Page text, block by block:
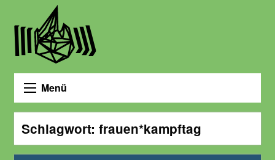
Menü
Schlagwort: frauen*kampftag